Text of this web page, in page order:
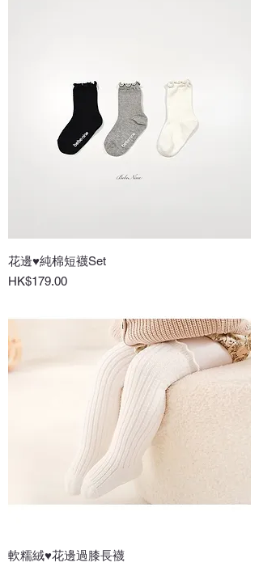
花邊♥純棉短襪Set
價格
HK$179.00
軟糯絨♥花邊過膝長襪